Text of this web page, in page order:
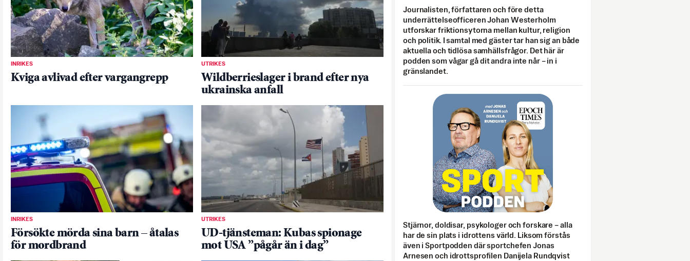
INRIKES
Kviga avlivad efter vargangrepp
UTRIKES
Wildberrieslager i brand efter nya
ukrainska anfall
INRIKES
Försökte mörda sina barn – åtalas
för mordbrand
UTRIKES
UD-tjänsteman: Kubas spionage
mot USA ”pågår än i dag”
Journalisten, författaren och före detta
underrättelseofficeren Johan Westerholm
utforskar friktionsytorna mellan kultur, religion
och politik. I samtal med gäster tar han sig an både
aktuella och tidlösa samhällsfrågor. Det här är
podden som vågar gå dit andra inte når – in i
gränslandet.
Stjärnor, doldisar, psykologer och forskare – alla
har de sin plats i idrottens värld. Liksom förstås
även i Sportpodden där sportchefen Jonas
Arnesen och idrottsprofilen Danijela Rundqvist